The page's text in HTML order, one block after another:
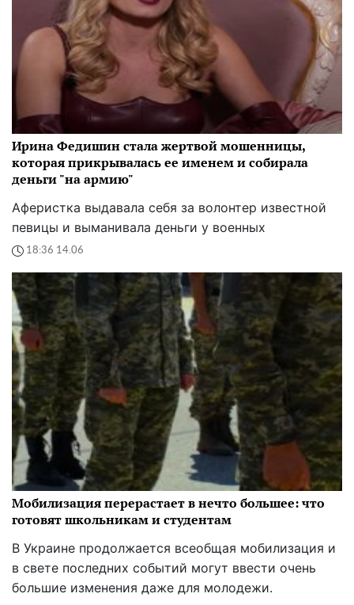
Ирина Федишин стала жертвой мошенницы,
которая прикрывалась ее именем и собирала
деньги "на армию"
Аферистка выдавала себя за волонтер известной
певицы и выманивала деньги у военных
18:36 14.06
Мобилизация перерастает в нечто большее: что
готовят школьникам и студентам
В Украине продолжается всеобщая мобилизация и
в свете последних событий могут ввести очень
большие изменения даже для молодежи.